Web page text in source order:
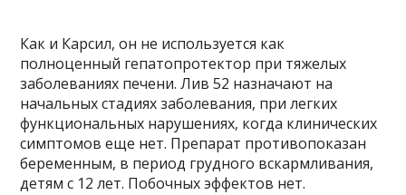
Как и Карсил, он не используется как
полноценный гепатопротектор при тяжелых
заболеваниях печени. Лив 52 назначают на
начальных стадиях заболевания, при легких
функциональных нарушениях, когда клинических
симптомов еще нет. Препарат противопоказан
беременным, в период грудного вскармливания,
детям с 12 лет. Побочных эффектов нет.